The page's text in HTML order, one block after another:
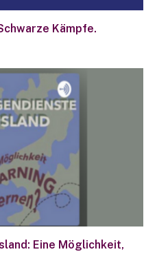
Kämpfe.
Eine Möglichkeit,